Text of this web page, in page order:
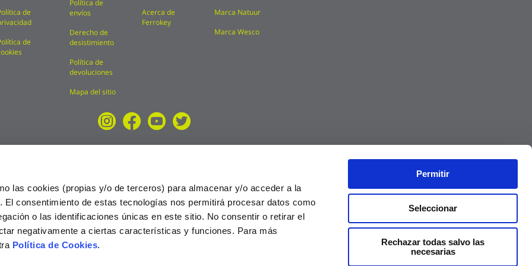
las cookies (propias y/o de terceros) para almacenar y/o acceder a la
El consentimiento de estas tecnologías nos permitirá procesar datos como
o las identificaciones únicas en este sitio. No consentir o retirar el
negativamente a ciertas características y funciones. Para más
Política de Cookies.
Permitir
Seleccionar
Rechazar todas salvo las
necesarias
de
de
Política de
envíos
Derecho de
desistimiento
Política de
devoluciones
Mapa del sitio
Acerca de
Ferrokey
Marca Natuur
Marca Wesco